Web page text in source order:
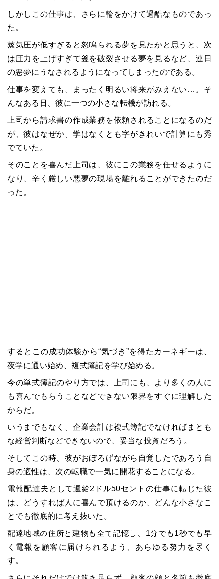
しかしこの仕事は、さらに輪をかけて過酷なものであっ
た。
蒸気圧が低すぎると怒鳴られる夢を見たかと思うと、次
は圧力を上げすぎて釜を破裂させる夢を見るなど、連日
の悪夢にうなされるようになってしまったのである。
仕事を変えても、まったく明るい将来がみえない…。そ
んなある日、彼に一つの小さな転機が訪れる。
上司から請求書の作成業務を依頼されることになるのだ
が、彼はなぜか、学はなくとも字がきれいで計算にも秀
でていた。
そのことを喜んだ上司は、彼にこの業務を任せるように
なり、辛く厳しい悪夢の現場を離れることができたのだ
った。
するとこの成功体験から“気づき”を得たカーネギーは、
夜学に通い始め、複式簿記を学び始める。
今の単式簿記のやり方では、上司にも、より多くの人に
も喜んでもらうことなどできない限界をすぐに理解した
からだ。
いうまでもなく、企業会計は複式簿記でなければまとも
な経営判断などできないので、妥当な投資だろう。
そしてこの時、彼がおぼろげながら自覚したであろう自
身の適性は、次の転職で一気に開花することになる。
電報配達夫として週給2ドル50セントの仕事に転じた彼
は、どうすれば人に喜んで頂けるのか、どんな小さなこ
とでも徹底的に考え抜いた。
配達地域の住所と建物も全て記憶し、1分でも1秒でも早
く電報を顧客に届けられるよう、あらゆる努力を尽く
す。